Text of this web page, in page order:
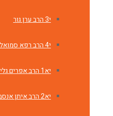
י3 הרב ערן גור
י4 הרב רפא סמואל
יא1 הרב אפרים גלינסקי
יא2 הרב איתן אנסבכר